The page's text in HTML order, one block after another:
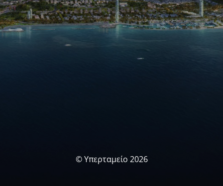
© Υπερταμείο 2026